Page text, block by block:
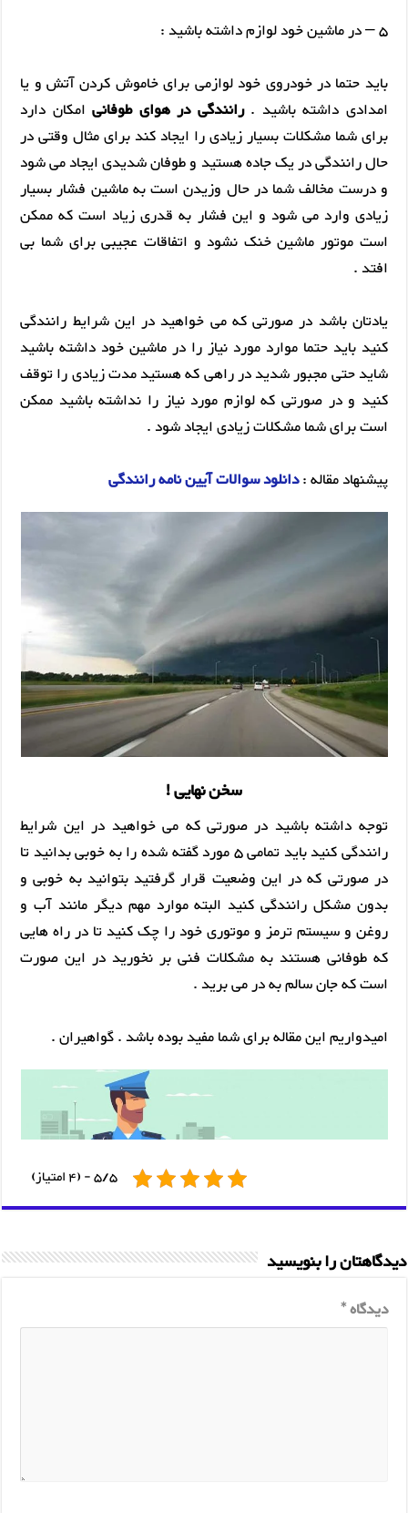
5 – در ماشین خود لوازم داشته باشید :
باید حتما در خودروی خود لوازمی برای خاموش کردن آتش و یا
امدادی داشته باشید .رانندگی در هوای طوفانیامکان دارد
برای شما مشکلات بسیار زیادی را ایجاد کند برای مثال وقتی در
حال رانندگی در یک جاده هستید و طوفان شدیدی ایجاد می شود
و درست مخالف شما در حال وزیدن است به ماشین فشار بسیار
زیادی وارد می شود و این فشار به قدری زیاد است که ممکن
است موتور ماشین خنک نشود و اتفاقات عجیبی برای شما بی
افتد .
یادتان باشد در صورتی که می خواهید در این شرایط رانندگی
کنید باید حتما موارد مورد نیاز را در ماشین خود داشته باشید
شاید حتی مجبور شدید در راهی که هستید مدت زیادی را توقف
کنید و در صورتی که لوازم مورد نیاز را نداشته باشید ممکن
است برای شما مشکلات زیادی ایجاد شود .
پیشنهاد مقاله :دانلود سوالات آیین نامه رانندگی
سخن نهایی !
توجه داشته باشید در صورتی که می خواهید در این شرایط
رانندگی کنید باید تمامی 5 مورد گفته شده را به خوبی بدانید تا
در صورتی که در این وضعیت قرار گرفتید بتوانید به خوبی و
بدون مشکل رانندگی کنید البته موارد مهم دیگر مانند آب و
روغن و سیستم ترمز و موتوری خود را چک کنید تا در راه هایی
که طوفانی هستند به مشکلات فنی بر نخورید در این صورت
است که جان سالم به در می برید .
امیدواریم این مقاله برای شما مفید بوده باشد . گواهیران .
5/5 - (4 امتیاز)
دیدگاهتان را بنویسید
دیدگاه*